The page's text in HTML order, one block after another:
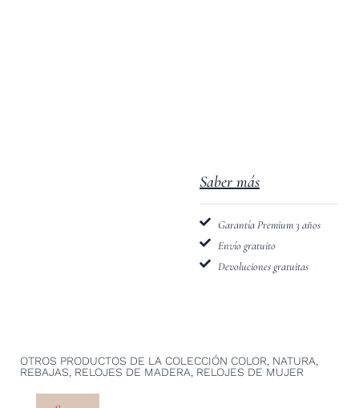
Saber más
Garantía Premium 3 años
Envío gratuito
Devoluciones gratuitas
OTROS PRODUCTOS DE LA COLECCIÓN COLOR NATURA
REBAJAS RELOJES DE MADERA RELOJES DE MUJER